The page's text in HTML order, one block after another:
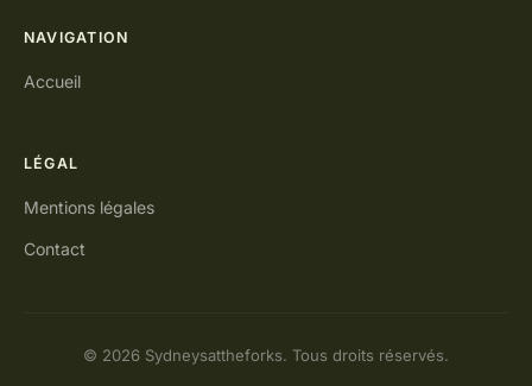
NAVIGATION
Accueil
LÉGAL
Mentions légales
Contact
© 2026 Sydneysattheforks. Tous droits réservés.